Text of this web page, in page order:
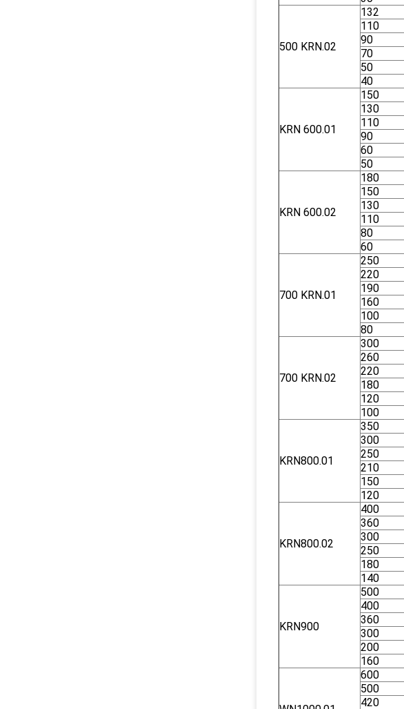
500 KRN.02
132
110
90
70
50
40
KRN 600.01
150
130
110
90
60
50
KRN 600.02
180
150
130
110
80
60
700 KRN.01
250
220
190
160
100
80
700 KRN.02
300
260
220
180
120
100
KRN800.01
350
300
250
210
150
120
KRN800.02
400
360
300
250
180
140
KRN900
500
400
360
300
200
160
600
500
420